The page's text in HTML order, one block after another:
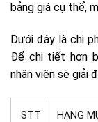
bảng giá cụ thể,
Dưới đây là chi
Để chi tiết hơn
nhân viên sẽ giải
STT HẠNG